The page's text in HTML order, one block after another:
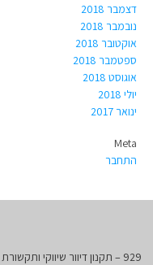
דצמבר 2018
נובמבר 2018
אוקטובר 2018
ספטמבר 2018
אוגוסט 2018
יולי 2018
ינואר 2017
Meta
התחבר
929 – תקנון דיוור שיווקי ותקשורת דיגיטלית